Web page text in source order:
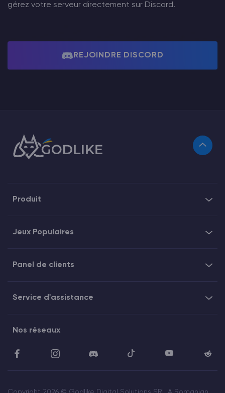
gérez votre serveur directement sur Discord.
REJOINDRE DISCORD
Produit
Jeux Populaires
Panel de clients
Service d'assistance
Nos réseaux